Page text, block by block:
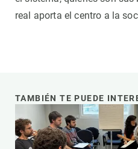
real aporta el centro a la
TAMBIÉN TE PUEDE